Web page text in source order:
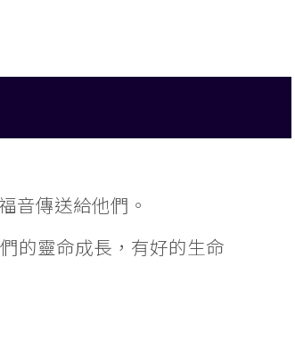
音傳送給他們。
的靈命成長，有好的生命